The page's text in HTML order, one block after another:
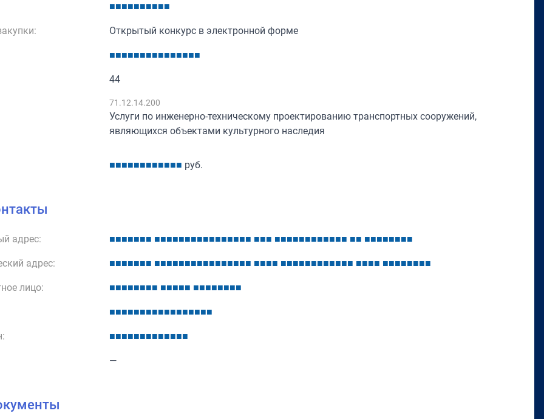
■■■■■■■■■■
Открытый конкурс в электронной форме
■■■■■■■■■■■■■■■
44
71.12.14.200
Услуги по инженерно-техническому проектированию транспортных сооружений,
являющихся объектами культурного наследия
■■■■■■■■■■■■ руб.
адрес: ■■■■■■■ ■■■■■■■■■■■■■■■■ ■■■ ■■■■■■■■■■■■ ■■ ■■■■■■■■
адрес: ■■■■■■■ ■■■■■■■■■■■■■■■■ ■■■■ ■■■■■■■■■■■■ ■■■■ ■■■■■■■■
лицо: ■■■■■■■■ ■■■■■ ■■■■■■■■
■■■■■■■■■■■■■■■■■
■■■■■■■■■■■■■
—